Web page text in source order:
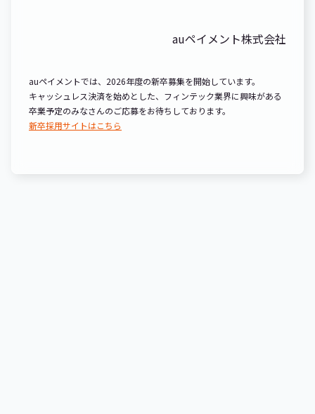
auペイメント株式会社
auペイメントでは、2026年度の新卒募集を開始しています。
キャッシュレス決済を始めとした、フィンテック業界に興味がある
卒業予定のみなさんのご応募をお待ちしております。
新卒採用サイトはこちら